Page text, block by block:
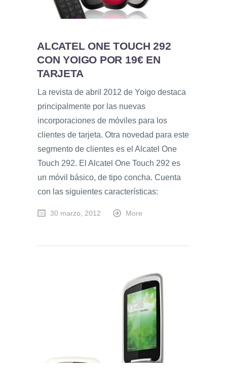
ALCATEL ONE TOUCH 292
CON YOIGO POR 19€ EN
TARJETA
La revista de abril 2012 de Yoigo destaca
principalmente por las nuevas
incorporaciones de móviles para los
clientes de tarjeta. Otra novedad para este
segmento de clientes es el Alcatel One
Touch 292. El Alcatel One Touch 292 es
un móvil básico, de tipo concha. Cuenta
con las siguientes características:
30 marzo, 2012 More